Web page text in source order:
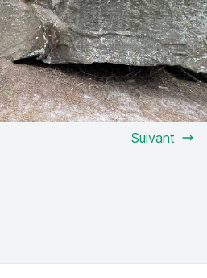
Suivant